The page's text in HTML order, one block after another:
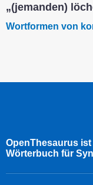
„(jemanden)
Wortformen von
OpenThesaurus
Wörterbuch für